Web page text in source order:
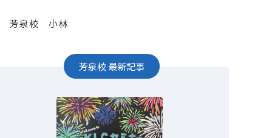
芳泉校 小林
芳泉校最新記事